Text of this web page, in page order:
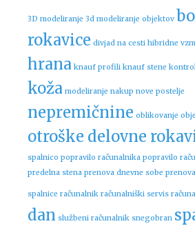
3D modeliranje 3d modeliranje objektov
rokavice divjad na cesti hibridne
hrana knauf profili knauf stene
koža modeliranje nakup nove postelje
nepremičnine oblikovanje
otroške delovne
spalnico popravilo računalnika popravilo
predelna stena prenova dnevne sobe
spalnice računalnik računalniški servis
dan službeni računalnik snegobran